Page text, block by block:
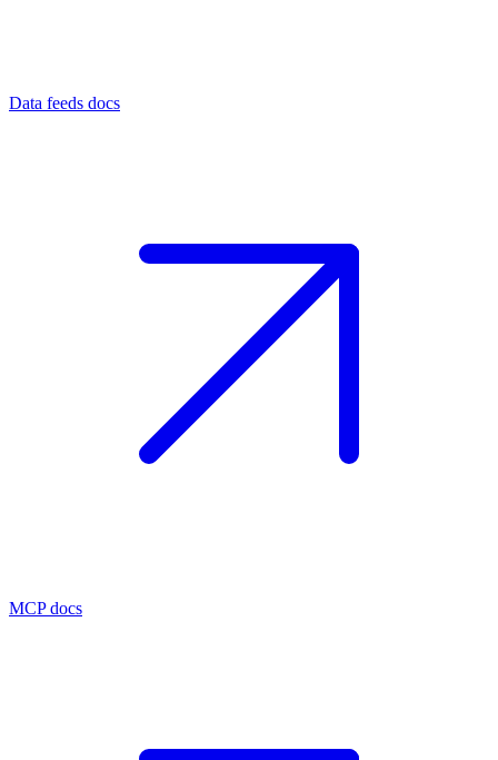
Data feeds docs
MCP docs